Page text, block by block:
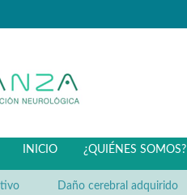
¿QUIÉNES SOMOS?
INICIO
Daño cerebral adquirido